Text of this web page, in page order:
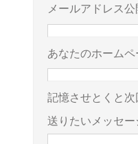
メールアドレス
あなたのホームペ
記憶させとくと
送りたいメッセ